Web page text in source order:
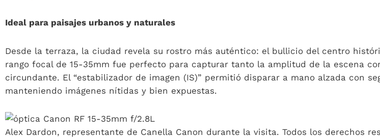
Ideal para paisajes urbanos y naturales
Desde la terraza, la ciudad revela su rostro más auténtico: el bullicio del centro
rango focal de 15-35mm fue perfecto para capturar tanto la amplitud de la escena
circundante. El “estabilizador de imagen (IS)” permitió disparar a mano alzada con
manteniendo imágenes nítidas y bien expuestas.
Alex Dardon, representante de Canella Canon durante la visita. Todos los derechos